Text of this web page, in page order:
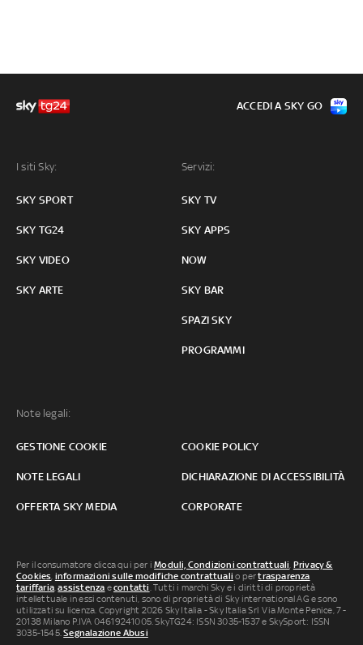
I siti Sky:
SKY SPORT
SKY TG24
SKY VIDEO
SKY ARTE
Servizi:
SKY TV
SKY APPS
NOW
SKY BAR
SPAZI SKY
PROGRAMMI
Note legali:
GESTIONE COOKIE COOKIE POLICY
NOTE LEGALI DICHIARAZIONE DI ACCESSIBILITÀ
OFFERTA SKY MEDIA CORPORATE
ACCEDI A SKY GO
Per il consumatore clicca qui per iModuli, Condizioni contrattuali, Privacy &
Cookies, informazioni sulle modifiche contrattuali o pertrasparenza
tariffaria,assistenza econtatti. Tutti i marchi Sky e i diritti di proprietà
intellettuale in essi contenuti, sono di proprietà di Sky international AG e sono
utilizzati su licenza. Copyright 2026 Sky Italia - Sky Italia Srl Via Monte Penice, 7 -
20138 Milano P.IVA 04619241005. SkyTG24: ISSN 3035-1537 e SkySport: ISSN
3035-1545.Segnalazione Abusi